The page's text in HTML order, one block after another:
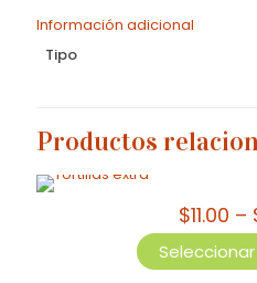
Información adicional
Tipo
Productos
$11.00 –
Este